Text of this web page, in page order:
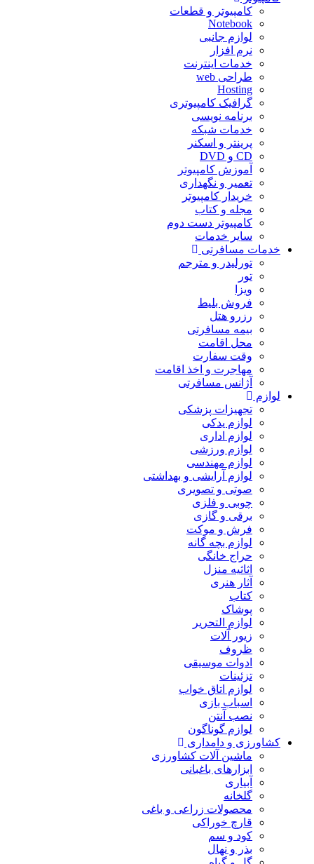
کامپیوتر و قطعات
Notebook
لوازم جانبی
نرم افزار
خدمات اینترنت
طراحی web
Hosting
گرافیک کامپیوتری
برنامه نویسی
خدمات شبکه
پرینتر و اسکنر
CD و DVD
آموزش کامپیوتر
تعمیر و نگهداری
خریدار کامپیوتر
مجله و کتاب
کامپیوتر دست دوم
سایر خدمات
خدمات مسافرتی
تورلیدر و مترجم
تور
ویزا
فروش بلیط
رزرو هتل
بیمه مسافرتی
محل اقامت
وقت سفارت
مهاجرت و اخذ اقامت
آژانس مسافرتی
لوازم
تجهیزات پزشکی
لوازم یدکی
لوازم اداری
لوازم ورزشی
لوازم مهندسی
لوازم آرایشی و بهداشتی
صوتی و تصویری
چوبی و فلزی
برقی و گازی
فرش و موکت
لوازم بچه گانه
حراج خانگی
اثاثیه منزل
آثار هنری
کتاب
پوشاک
لوازم التحریر
زیور آلات
ظروف
ادوات موسیقی
تزئینات
لوازم اتاق خواب
اسباب بازی
نصب آنتن
لوازم گوناگون
کشاورزی و دامداری
ماشین آلات کشاورزی
ابزارهای باغبانی
آبیاری
گلخانه
محصولات زراعی و باغی
قارچ خوراکی
کود و سم
بذر و نهال